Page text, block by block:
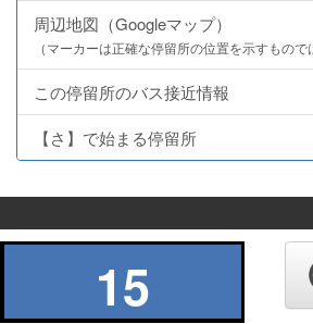
周辺地図（Googleマップ）
（マーカーは正確な停留所の位置を示すもので
この停留所のバス接近情報
【さ】で始まる停留所
の
15